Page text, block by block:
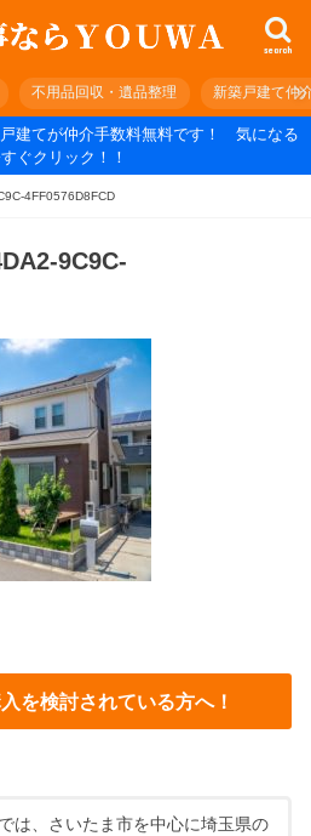
search
不用品回収・遺品整理 新築戸建て仲
建てが仲介手数料無料です！ 気になる
ぐクリック！！
4FF0576D8FCD
9C9C-
を検討されている方へ！
は、さいたま市を中心に埼玉県の